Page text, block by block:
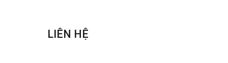
LIÊN HỆ